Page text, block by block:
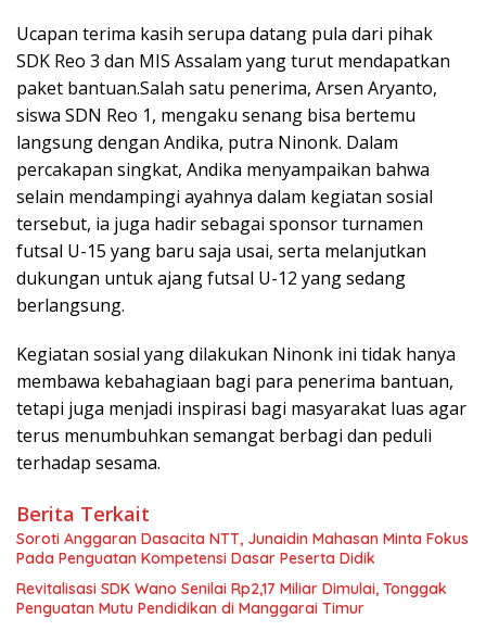
Ucapan terima kasih serupa datang pula dari pihak
SDK Reo 3 dan MIS Assalam yang turut mendapatkan
paket bantuan.Salah satu penerima, Arsen Aryanto,
siswa SDN Reo 1, mengaku senang bisa bertemu
langsung dengan Andika, putra Ninonk. Dalam
percakapan singkat, Andika menyampaikan bahwa
selain mendampingi ayahnya dalam kegiatan sosial
tersebut, ia juga hadir sebagai sponsor turnamen
futsal U-15 yang baru saja usai, serta melanjutkan
dukungan untuk ajang futsal U-12 yang sedang
berlangsung.
Kegiatan sosial yang dilakukan Ninonk ini tidak hanya
membawa kebahagiaan bagi para penerima bantuan,
tetapi juga menjadi inspirasi bagi masyarakat luas agar
terus menumbuhkan semangat berbagi dan peduli
terhadap sesama.
Berita Terkait
Soroti Anggaran Dasacita NTT, Junaidin Mahasan Minta Fokus
Pada Penguatan Kompetensi Dasar Peserta Didik
Revitalisasi SDK Wano Senilai Rp2,17 Miliar Dimulai, Tonggak
Penguatan Mutu Pendidikan di Manggarai Timur